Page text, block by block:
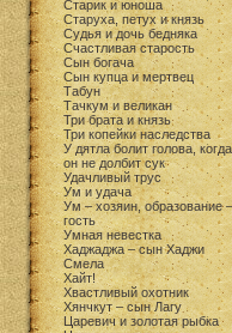
Старик и юноша
Старуха, петух и князь
Судья и дочь бедняка
Счастливая старость
Сын богача
Сын купца и мертвец
Табун
Тачкум и великан
Три брата и князь
Три копейки наследства
У дятла болит голова, когда
он не долбит сук
Удачливый трус
Ум и удача
Ум – хозяин, образование –
гость
Умная невестка
Хаджаджа – сын Хаджи
Смела
Хайт!
Хвастливый охотник
Хянчкут – сын Лагу
Царевич и золотая рыбка